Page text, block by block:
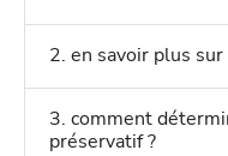
2. en savoir plus
3. comment
préservatif ?